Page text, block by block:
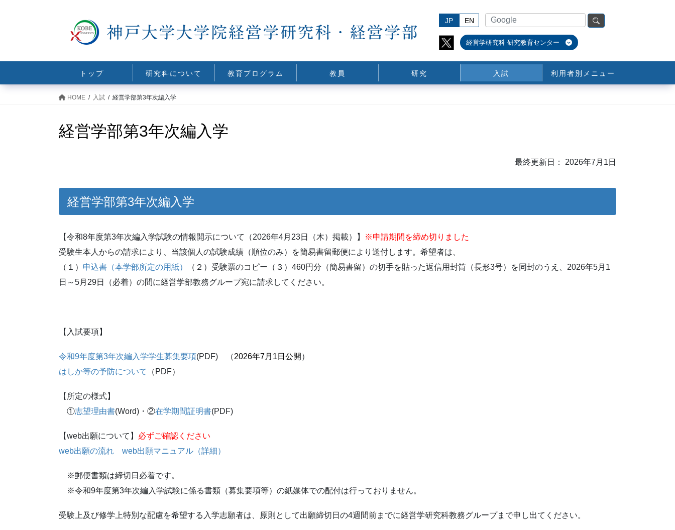
JP EN
経営学研究科 研究教育センター
トップ 研究科について 教育プログラム 教員 研究 入試 利用者別メニュー
HOME 入試 経営学部第3年次編入学
経営学部第3年次編入学
最終更新日： 2026年7月1日
経営学部第3年次編入学
【令和8年度第3年次編入学試験の情報開示について（2026年4月23日（木）掲載）】
※申請期間を締め切りました
受験生本人からの請求により、当該個人の試験成績（順位のみ）を簡易書留郵便により送付します。希望者は、
（１） 申込書（本学部所定の用紙）
（２）受験票のコピー（３）460円分（簡易書留）の切手を貼った返信用封筒（長形3号）を同封のうえ、2026年5月1
日～5月29日（必着）の間に経営学部教務グループ宛に請求してください。
【入試要項】
令和9年度第3年次編入学学生募集要項(PDF) （2026年7月1日公開 ）
はしか等の予防について
（PDF）
【所定の様式】
①志望理由書(Word)・②在学期間証明書(PDF)
【web出願について】 必ずご確認ください
web出願の流れ
web出願マニュアル（詳細）
※郵便書類は締切日必着です。
※令和9年度第3年次編入学試験に係る書類（募集要項等）の紙媒体での配付は行っておりません。
受験上及び修学上特別な配慮を希望する入学志願者は、原則として出願締切日の4週間前までに経営学研究科教務グループまで申し出てください。